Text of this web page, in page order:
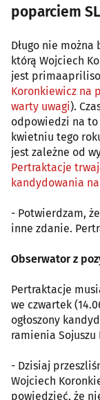
poparciem
Długo nie
którą Wojciech
jest
Koronkiewicz na
warty uwagi).
odpowiedzi na
kwietniu tego
jest zależne od
Pertraktacje
kandydowania
- Potwierdzam,
inne zdanie.
Obserwator z
Pertraktacje
we czwartek
ogłoszony
ramienia Sojuszu
- Dzisiaj
Wojciech
powiedzieć, że